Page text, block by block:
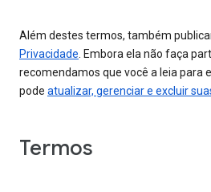
Além destes termos, também
Privacidade . Embora ela não faça
recomendamos que você a leia para
pode atualizar, gerenciar e excluir
Termos